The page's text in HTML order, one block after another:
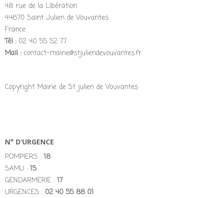
48 rue de la Libération
44670 Saint Julien de Vouvantes
France
Tél :02 40 55 52 77
Mail :contact-mairie@stjuliendevouvantes.fr
Copyright Mairie de St julien de Vouvantes
N° D’URGENCE
POMPIERS : 18
SAMU : 15
GENDARMERIE : 17
URGENCES : 02 40 55 88 01